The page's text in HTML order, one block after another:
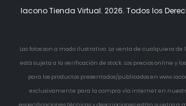
Iacono Tienda Virtual. 2026. Todos los
Las fotos son a modo ilustrativo. La venta de cualquiera de
está sujeta a la verificación de stock. Los precios online y
para los productos presentados/publicados en
exclusivamente para la compra vía internet en